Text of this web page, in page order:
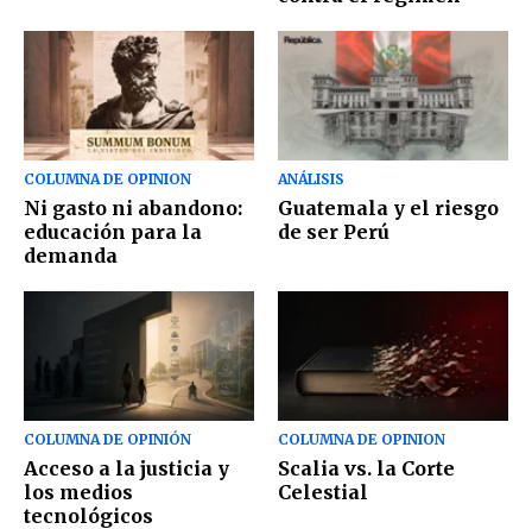
COLUMNA DE OPINION
Ni gasto ni abandono:
educación para la
demanda
ANÁLISIS
Guatemala y el riesgo
de ser Perú
COLUMNA DE OPINIÓN
Acceso a la justicia y
los medios
tecnológicos
COLUMNA DE OPINION
Scalia vs. la Corte
Celestial